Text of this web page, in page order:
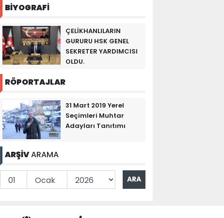
BİYOGRAFİ
ÇELİKHANLILARIN
GURURU HSK GENEL
SEKRETER YARDIMCISI
OLDU.
RÖPORTAJLAR
31 Mart 2019 Yerel
Seçimleri Muhtar
Adayları Tanıtımı
ARŞİVARAMA